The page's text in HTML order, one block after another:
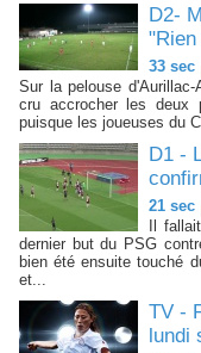
D2-
33 sec
Sur la pelouse
cru accrocher les deux
puisque les joueuses du
D1 -
21 sec
Il
dernier but du PSG
bien été ensuite touché
et...
TV -
lundi